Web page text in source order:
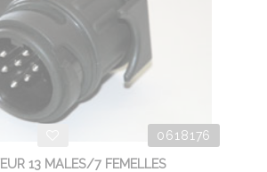
0618176
13 MALES/7 FEMELLES